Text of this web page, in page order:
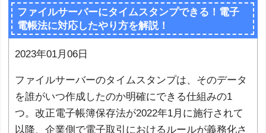
ファイルサーバーにタイムスタンプできる！電子
電帳法に対応したやり方を解説！
2023年01月06日
ファイルサーバーのタイムスタンプは、そのデータ
を誰がいつ作成したのか明確にできる仕組みの1
つ。改正電子帳簿保存法が2022年1月に施行されて
以降、企業側で電子取引におけるルールが義務化さ